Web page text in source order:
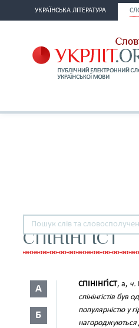
УКРАЇНСЬКА ЛІТЕРАТУРА
СПІНІНГІСТ
А
Б
СПІНІНГІ́СТ, а, ч.
спінінгістів
популярністю у